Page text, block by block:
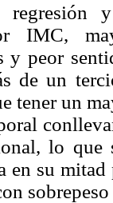
IMC,
y peor
de un
tener un
lo
en su